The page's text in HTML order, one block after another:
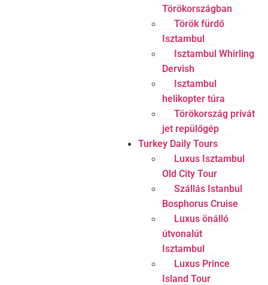
Törökországban
Török fürdő
Isztambul
Isztambul Whirling
Dervish
Isztambul
helikopter túra
Törökország privát
jet repülőgép
Turkey Daily Tours
Luxus Isztambul
Old City Tour
Szállás Istanbul
Bosphorus Cruise
Luxus önálló
útvonalút
Isztambul
Luxus Prince
Island Tour